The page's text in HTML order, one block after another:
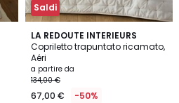
Saldi
LA REDOUTE INTERIEURS
Copriletto trapuntato ricamato,
Aéri
a partire da
134,00 €
67,00 € -50%
4
/
5
4
Colori